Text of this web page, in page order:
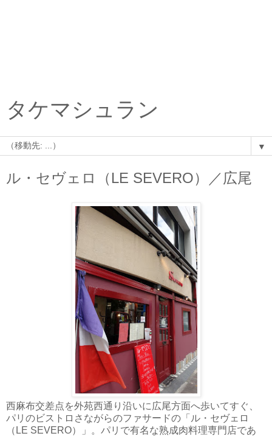
タケマシュラン
▼
ル・セヴェロ（LE SEVERO）／広尾
西麻布交差点を外苑西通り沿いに広尾方面へ歩いてすぐ、
パリのビストロさながらのファサードの「ル・セヴェロ
（LE SEVERO）」。パリで有名な熟成肉料理専門店であ